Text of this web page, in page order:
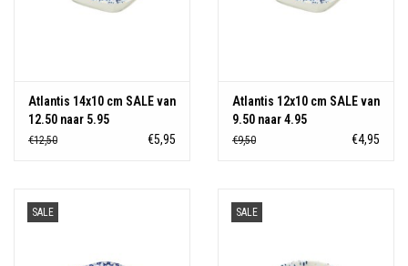
Atlantis 14x10 cm SALE van
12.50 naar 5.95
€12,50 €5,95
Atlantis 12x10 cm SALE van
9.50 naar 4.95
€9,50 €4,95
SALE SALE